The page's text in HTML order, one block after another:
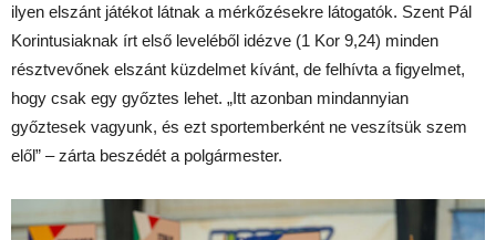
ilyen elszánt játékot látnak a mérkőzésekre látogatók. Szent Pál
Korintusiaknak írt első leveléből idézve (1 Kor 9,24) minden
résztvevőnek elszánt küzdelmet kívánt, de felhívta a figyelmet,
hogy csak egy győztes lehet. „Itt azonban mindannyian
győztesek vagyunk, és ezt sportemberként ne veszítsük szem
elől” – zárta beszédét a polgármester.